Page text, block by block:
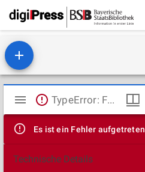
Mirador
Viewer
TypeError: Failed to fetch
Es ist ein Fehler aufgetreten
Technische Details